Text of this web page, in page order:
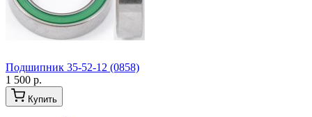
Подшипник 35-52-12 (0858)
1 500 р.
Купить